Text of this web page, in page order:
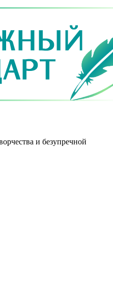
и безупречной